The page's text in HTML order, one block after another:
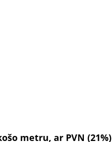
metru, ar PVN (21%)